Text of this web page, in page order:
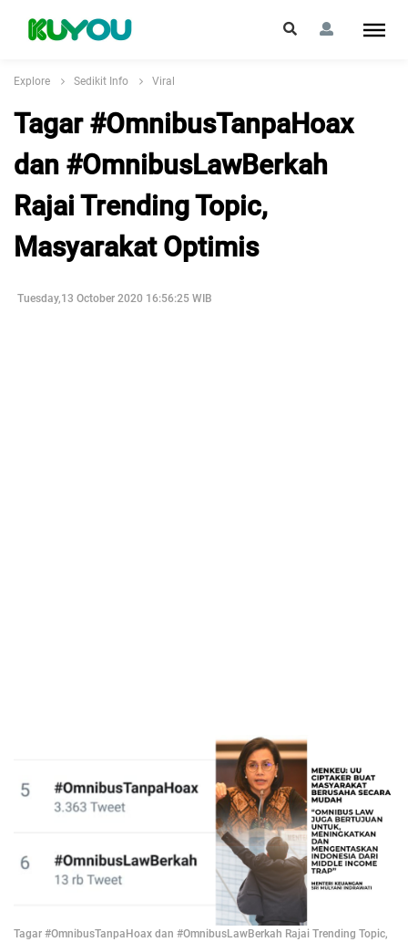
Explore Sedikit Info Viral
Tagar #OmnibusTanpaHoax
dan #OmnibusLawBerkah
Rajai Trending Topic,
Masyarakat Optimis
Tuesday,13 October 2020 16:56:25 WIB
Tagar #OmnibusTanpaHoax dan #OmnibusLawBerkah Rajai Trending Topic,